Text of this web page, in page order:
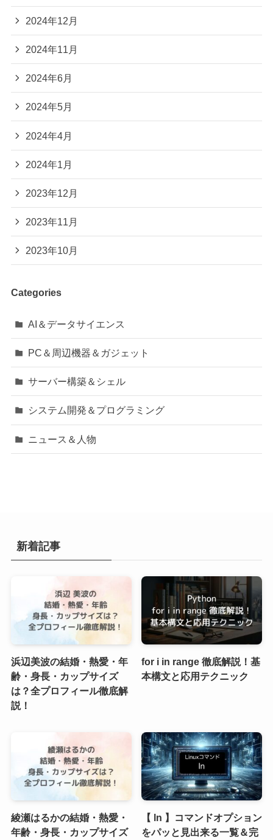
2024年12月
2024年11月
2024年6月
2024年5月
2024年4月
2024年1月
2023年12月
2023年11月
2023年10月
Categories
AI＆データサイエンス
PC＆周辺機器＆ガジェット
サーバー構築＆シェル
システム開発＆プログラミング
ニュース＆人物
新着記事
浜辺美波の結婚・熱愛・年
齢・身長・カップサイズ
は？全プロフィール徹底解
説！
for i in range 徹底解説！基
本構文と応用テクニック
綾瀬はるかの結婚・熱愛・
年齢・身長・カップサイズ
【 ln 】コマンドオプション
をパッと見出来る一覧＆完